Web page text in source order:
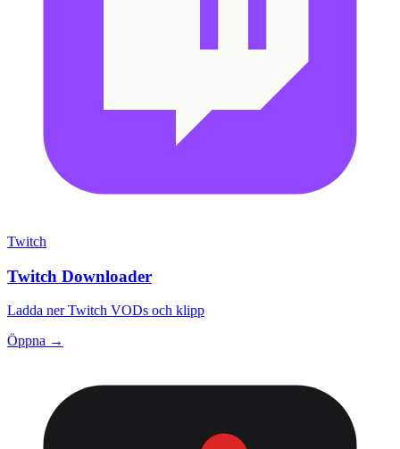
Twitch
Twitch Downloader
Ladda ner Twitch VODs och klipp
Öppna →